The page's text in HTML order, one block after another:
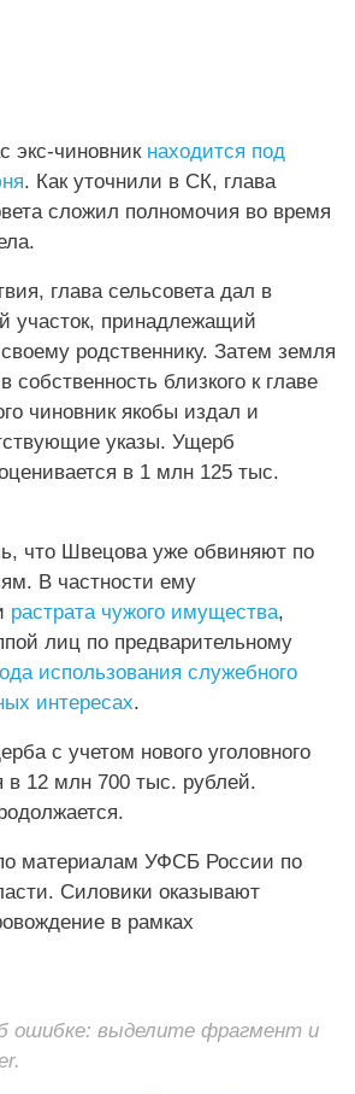
экс-чиновник находится под
. Как уточнили в СК, глава
сложил полномочия во время
глава сельсовета дал в
участок, принадлежащий
родственнику. Затем земля
собственность близкого к главе
чиновник якобы издал и
указы. Ущерб
в 1 млн 125 тыс.
что Швецова уже обвиняют по
В частности ему
растрата чужого имущества,
лиц по предварительному
использования служебного
интересах.
с учетом нового уголовного
в 12 млн 700 тыс. рублей.
материалам УФСБ России по
Силовики оказывают
в рамках
ошибке: выделите фрагмент и